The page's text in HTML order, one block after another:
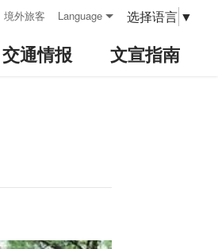
境外旅客 Language 选择语言 ▼
交通情报 文宣指南